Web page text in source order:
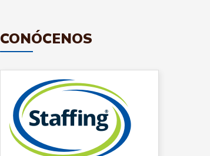
CONÓCENOS